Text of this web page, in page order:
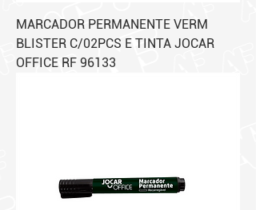
MARCADOR PERMANENTE VERM
BLISTER C/02PCS E TINTA JOCAR
OFFICE RF 96133